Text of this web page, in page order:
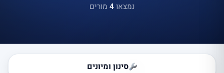
נמצאו4 מורים
סינון ומיונים